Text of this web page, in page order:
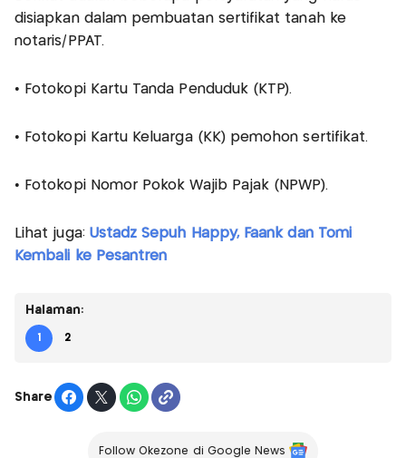
disiapkan dalam pembuatan sertifikat tanah ke
notaris/PPAT.
• Fotokopi Kartu Tanda Penduduk (KTP).
• Fotokopi Kartu Keluarga (KK) pemohon sertifikat.
• Fotokopi Nomor Pokok Wajib Pajak (NPWP).
Lihat juga: Ustadz Sepuh Happy, Faank dan Tomi
Kembali ke Pesantren
Halaman:
1 2
Share
Follow Okezone di Google News